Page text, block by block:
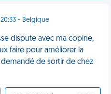
- Belgique
dispute avec ma copine,
faire pour améliorer la
de sortir de chez